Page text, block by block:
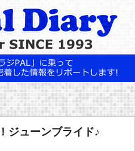
ジューンブライド♪